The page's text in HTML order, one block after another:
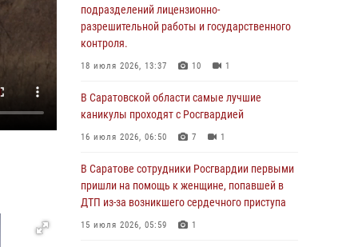
18 июля 2026, 13:37 10 1
В Саратовской области самые лучшие
16 июля 2026, 06:50 7 1
В Саратове сотрудники Росгвардии первыми
ДТП из-за возникшего сердечного приступа
15 июля 2026, 05:59 1
В Саратове продолжается масштабная
подразделений лицензионно-
разрешительной работы и государственного
контроля.
18 июля 2026, 13:37 10 1
В Саратовской области самые лучшие
каникулы проходят с Росгвардией
16 июля 2026, 06:50 7 1
В Саратове сотрудники Росгвардии первыми
пришли на помощь к женщине, попавшей в
ДТП из-за возникшего сердечного приступа
15 июля 2026, 05:59 1